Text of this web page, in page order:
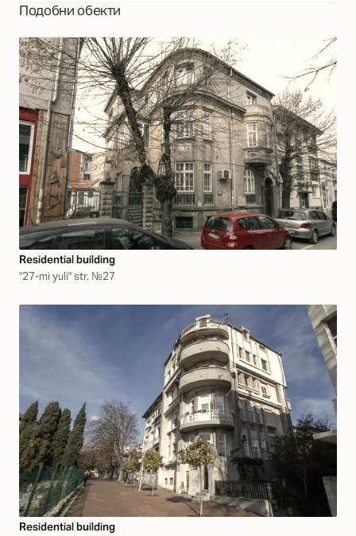
Подобни обекти
Residential building
"27-mi yuli" str. №27
Residential building